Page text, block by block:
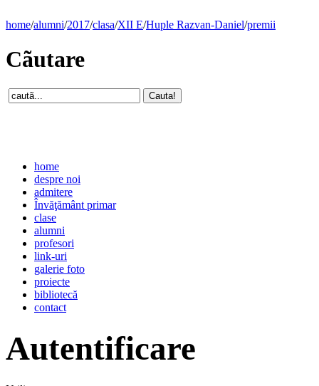
home/alumni/2017/clasa/XII E/Huple Razvan-Daniel/premii
Cãutare
home
despre noi
admitere
Învăţământ primar
clase
alumni
profesori
link-uri
galerie foto
proiecte
bibliotecă
contact
Autentificare